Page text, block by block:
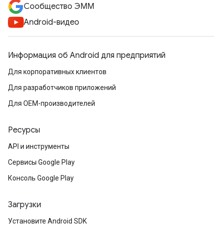
Сообщество ЭММ
Android-видео
Информация об Android для предприятий
Для корпоративных клиентов
Для разработчиков приложений
Для OEM-производителей
Ресурсы
API и инструменты
Сервисы Google Play
Консоль Google Play
Загрузки
Установите Android SDK